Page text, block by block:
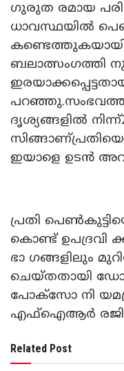
ഗുരുത രമായ
ധാവസ്ഥയിൽ
ബലാത്സംഗത്തി
ദൃശ്യങ്ങളിൽ
ഇയാളെ ഉടൻ
പ്രതി
കൊണ്ട് ഉപദ്രവി
ഭാ ഗങ്ങളിലും
ചെയ്തതായി
പോക്സോ നി
എഫ്ഐആർ
Related Post